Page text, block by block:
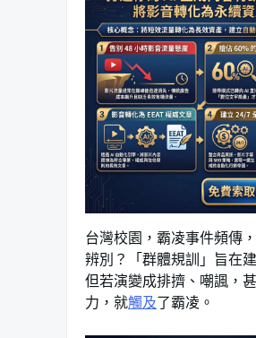
台灣校園，霸凌事件頻傳
辨別？「群體規訓」旨在
但若演變成排擠、嘲諷，
力，就觸及了霸凌。